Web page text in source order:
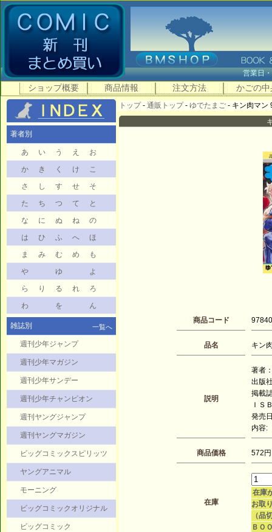
営業
ショップ概要 商品情報 注文方法 かごの中
著者別
あ い う え
お
か
き く け
こ
さ
し す せ
そ
た
ち つ て
と
な
に ぬ ね
の
は
ひ ふ へ
ほ
ま
み む め
も
や
ゆ
よ
ら
り る れ
ろ
わ
を ん
雑誌別 一覧へ
週刊少年ジャンプ
週刊少年マガジン
週刊少年サンデー
週刊少年チャンピオン
週刊ヤングジャンプ
週刊ヤングマガジン
ビッグコミックスピリッツ
ヤングアニマル
モーニング
ビッグコミックオリジナル
ビッグコミック
トップ- 通販トップ- ゆでたまご - キン肉マン
商品コード
品名 キン
説明
著者
出版
掲載
ＩＳ
発売
内容:
商品価格 572円
在庫
在庫
お取
（品
ＢＯ